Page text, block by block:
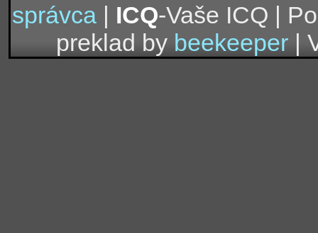
správca| ICQ-Vaše ICQ |
preklad by beekeeper |